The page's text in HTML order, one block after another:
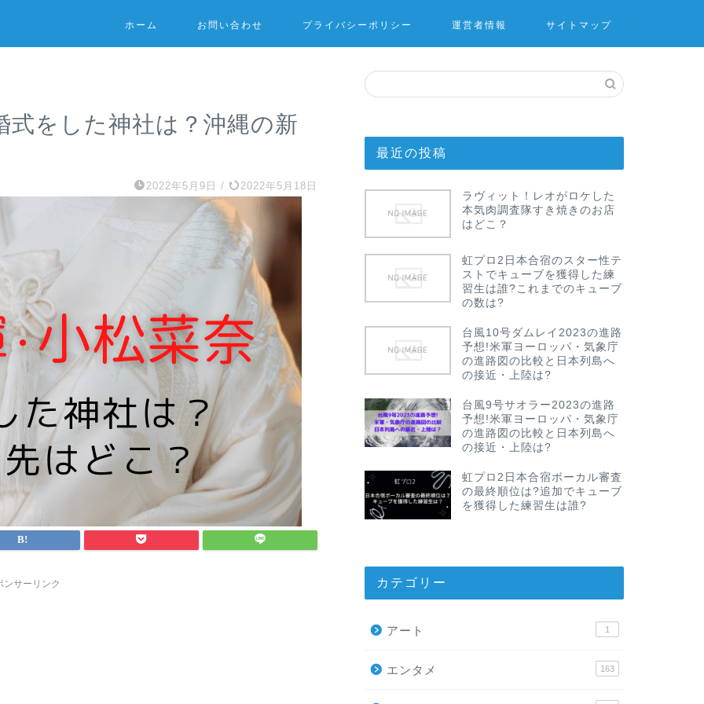
ホーム お問い合わせ プライバシーポリシー 運営者情報 サイトマップ
式をした神社は？沖縄の新
2022年5月9日 / 2022年5月18日
ンサーリンク
最近の投稿
ラヴィット！レオがロケした
本気肉調査隊すき焼きのお店
はどこ？
虹プロ2日本合宿のスター性テ
ストでキューブを獲得した練
習生は誰?これまでのキューブ
の数は?
台風10号ダムレイ2023の進路
予想!米軍ヨーロッパ・気象庁
の進路図の比較と日本列島へ
の接近・上陸は?
台風9号サオラー2023の進路
予想!米軍ヨーロッパ・気象庁
の進路図の比較と日本列島へ
の接近・上陸は?
虹プロ2日本合宿ボーカル審査
の最終順位は?追加でキューブ
を獲得した練習生は誰?
カテゴリー
アート 1
エンタメ 163